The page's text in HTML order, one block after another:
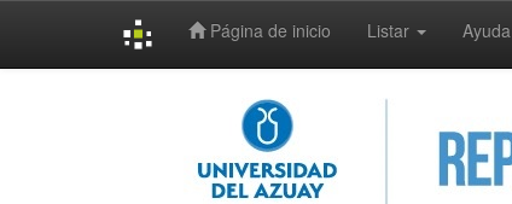
Página de inicio Listar Ayuda